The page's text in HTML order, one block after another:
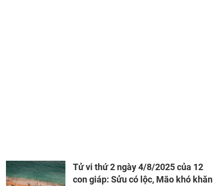
Tử vi thứ 2 ngày 4/8/2025 của 12
con giáp: Sửu có lộc, Mão khó khăn